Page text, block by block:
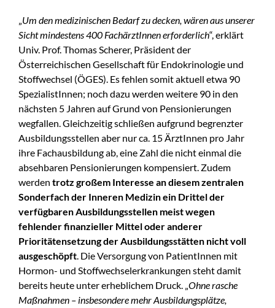
„Um den medizinischen Bedarf zu decken, wären aus unserer
Sicht mindestens 400 FachärztInnen erforderlich“, erklärt
Univ. Prof. Thomas Scherer, Präsident der
Österreichischen Gesellschaft für Endokrinologie und
Stoffwechsel (ÖGES). Es fehlen somit aktuell etwa 90
SpezialistInnen; noch dazu werden weitere 90 in den
nächsten 5 Jahren auf Grund von Pensionierungen
wegfallen. Gleichzeitig schließen aufgrund begrenzter
Ausbildungsstellen aber nur ca. 15 ÄrztInnen pro Jahr
ihre Fachausbildung ab, eine Zahl die nicht einmal die
absehbaren Pensionierungen kompensiert. Zudem
werden trotz großem Interesse an diesem zentralen
Sonderfach der Inneren Medizin ein Drittel der
verfügbaren Ausbildungsstellen meist wegen
fehlender finanzieller Mittel oder anderer
Prioritätensetzung der Ausbildungsstätten nicht voll
ausgeschöpft. Die Versorgung von PatientInnen mit
Hormon- und Stoffwechselerkrankungen steht damit
bereits heute unter erheblichem Druck. „Ohne rasche
Maßnahmen – insbesondere mehr Ausbildungsplätze,